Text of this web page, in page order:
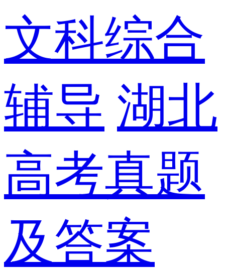
文科综合
辅导 湖北
高考真题
及答案